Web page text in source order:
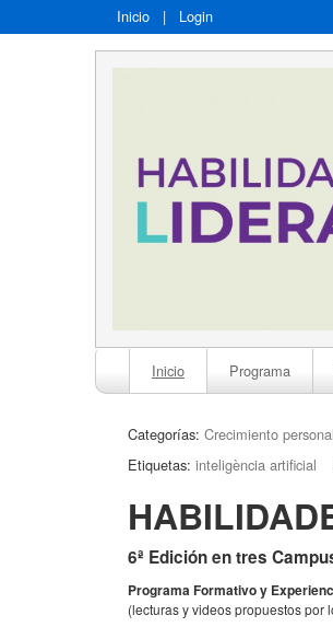
Inicio | Login
Inicio Programa
Categorías: Crecimiento personal
Etiquetas: inteligència artificial
6ª Edición en tres
Programa Formativo y
(lecturas y videos propuestos por